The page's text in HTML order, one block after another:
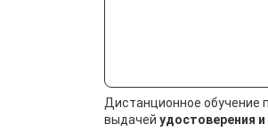
Дистанционное обучение
выдачей удостоверения